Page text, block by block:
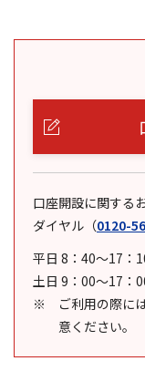
口座開設に関する
ダイヤル （0120-
平日 8：40～17：
土日 9：00～17：
ご利用の際に
意ください。